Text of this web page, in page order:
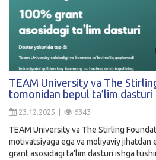
TEAM University va The
tomonidan bepul ta’lim dasturi
23.12.2025 | 6343
TEAM University va The Stirling
motivatsiyaga ega va moliyaviy jihatdan
grant asosidagi ta’lim dasturi ishga